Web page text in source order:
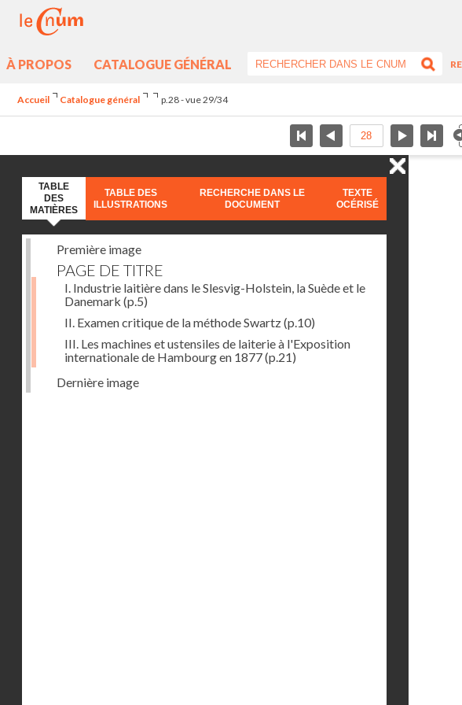
À PROPOS CATALOGUE GÉNÉRAL
Accueil Catalogue général p.28 - vue 29/34
TABLE
DES
MATIÈRES
TABLE DES
ILLUSTRATIONS
RECHERCHE DANS LE
DOCUMENT
TEXTE
OCÉRISÉ
Première image
PAGE DE TITRE
I. Industrie laitière dans le Slesvig-Holstein, la Suède et le
Danemark (p.5)
II. Examen critique de la méthode Swartz(p.10)
III. Les machines et ustensiles de laiterie à l'Exposition
internationale de Hambourg en 1877(p.21)
Dernière image